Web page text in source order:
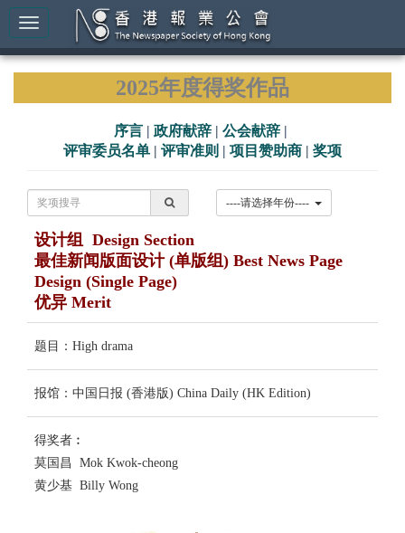
2025年度得奖作品
序言 | 政府献辞 | 公会献辞 |
评审委员名单 | 评审准则 | 项目赞助商 | 奖项
设计组 Design Section
最佳新闻版面设计 (单版组) Best News Page
Design (Single Page)
优异 Merit
题目：High drama
报馆：中国日报 (香港版) China Daily (HK Edition)
得奖者︰
莫国昌 Mok Kwok-cheong
黄少基 Billy Wong